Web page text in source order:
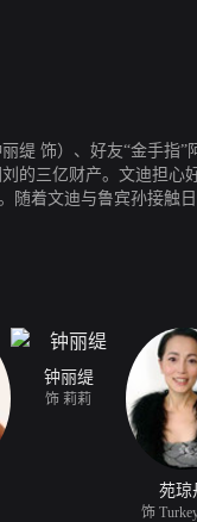
缇 饰）、好友“金手指
的三亿财产。文迪担
随着文迪与鲁宾孙接触
钟丽缇
饰 莉莉
苑琼
饰